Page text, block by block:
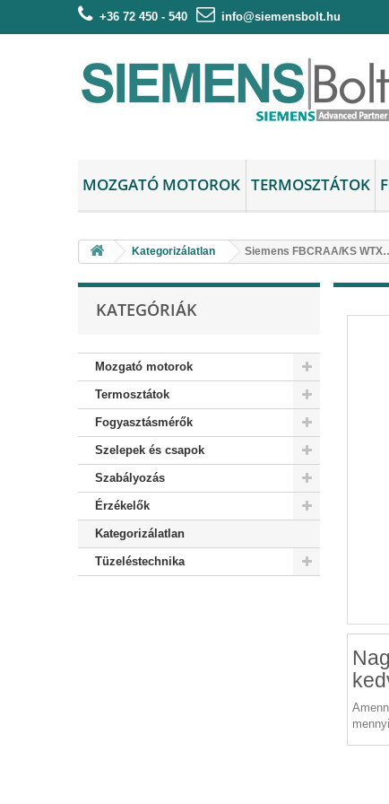
+36 72 450 - 540 info@siemensbolt.hu
MOZGATÓ MOTOROK TERMOSZTÁTOK
Kategorizálatlan Siemens FBCRAA/KS
KATEGÓRIÁK
Mozgató motorok
Termosztátok
Fogyasztásmérők
Szelepek és csapok
Szabályozás
Érzékelők
Kategorizálatlan
Tüzeléstechnika